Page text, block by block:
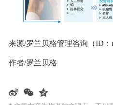
来源/罗兰贝格管理咨询（ID：
作者/罗兰贝格